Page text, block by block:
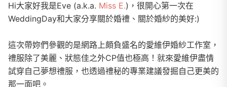
Hi大家好我是Eve (a.k.a. Miss E.)，很開心第一次在
WeddingDay和大家分享關於婚禮、關於婚紗的美好:)
這次帶妳們參觀的是網路上頗負盛名的愛維伊婚紗工作室，
禮服除了美麗、狀態佳之外CP值也極高！就來愛維伊盡情
試穿自己夢想禮服，也透過禮秘的專業建議發掘自己更美的
那一面吧。